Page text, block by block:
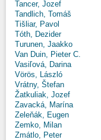
Tancer, Jozef
Tandlich, Tomáš
Tišliar, Pavol
Tóth, Dezider
Turunen, Jaakko
Van Duin, Pieter C.
Vasiľová, Darina
Vörös, László
Vrátny, Štefan
Žatkuliak, Jozef
Zavacká, Marína
Zeleňák, Eugen
Zemko, Milan
Zmátlo, Peter